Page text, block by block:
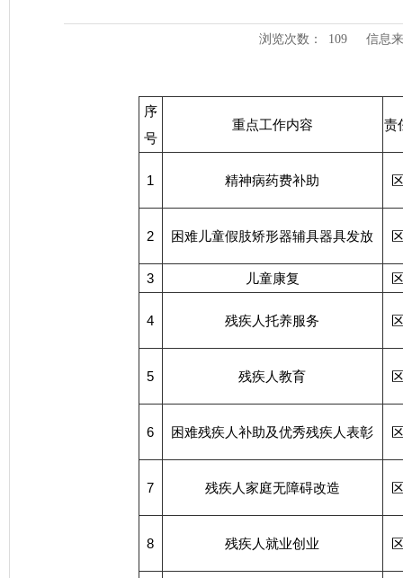
浏览次数： 109 信息
序
号
重点工作内容 责
1 精神病药费补助
2 困难儿童假肢矫形器辅具器具发放
3 儿童康复
4 残疾人托养服务
5 残疾人教育
6 困难残疾人补助及优秀残疾人表彰
7 残疾人家庭无障碍改造
8 残疾人就业创业